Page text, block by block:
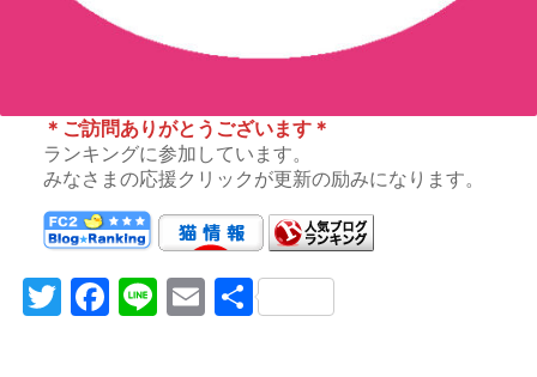
＊ご訪問ありがとうございます＊
ランキングに参加しています。
みなさまの応援クリックが更新の励みになります。
TwitterFacebook
LineEmail
共